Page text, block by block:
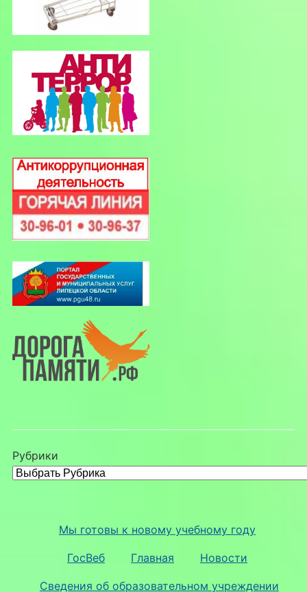
Рубрики
Мы готовы к новому учебному году
ГосВеб Главная Новости
Сведения об образовательном учреждении